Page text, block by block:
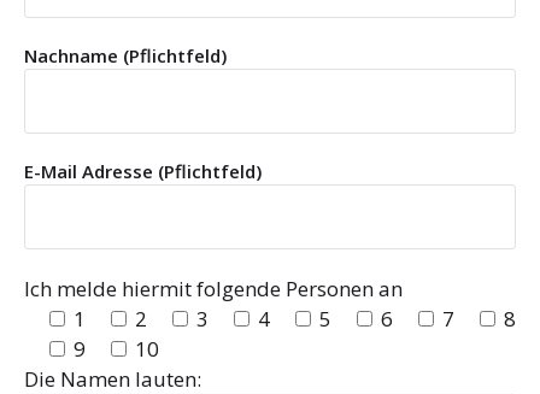
Nachname (Pflichtfeld)
E-Mail Adresse (Pflichtfeld)
Ich melde hiermit folgende Personen an
1
2 3 4 5 6 7
8
9
10
Die Namen lauten: